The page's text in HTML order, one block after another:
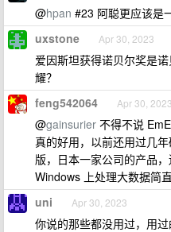
@hpan #23 阿聪更应该是
uxstone Apr 30, 2023
爱因斯坦获得诺贝尔奖是
耀？
feng542064 Apr 30,
@gainsurier 不得不说
真的好用，以前还用过几
版，日本一家公司的产品
Windows 上处理大数据简
uni Apr 30, 2023
你说的那些都没用过，用